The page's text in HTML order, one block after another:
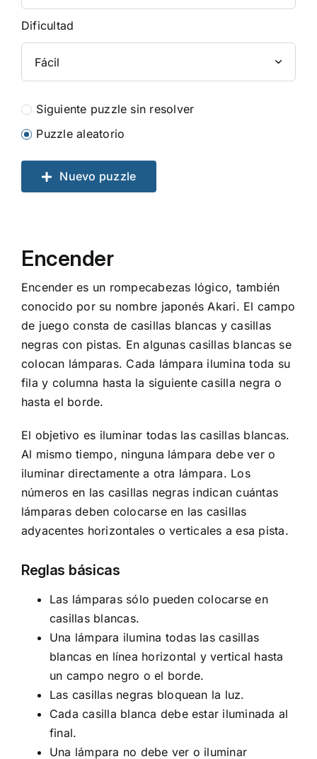
Dificultad
Siguiente puzzle sin resolver
Puzzle aleatorio
Nuevo puzzle
Encender
Encender es un rompecabezas lógico, también
conocido por su nombre japonés Akari. El campo
de juego consta de casillas blancas y casillas
negras con pistas. En algunas casillas blancas se
colocan lámparas. Cada lámpara ilumina toda su
fila y columna hasta la siguiente casilla negra o
hasta el borde.
El objetivo es iluminar todas las casillas blancas.
Al mismo tiempo, ninguna lámpara debe ver o
iluminar directamente a otra lámpara. Los
números en las casillas negras indican cuántas
lámparas deben colocarse en las casillas
adyacentes horizontales o verticales a esa pista.
Reglas básicas
Las lámparas sólo pueden colocarse en
casillas blancas.
Una lámpara ilumina todas las casillas
blancas en línea horizontal y vertical hasta
un campo negro o el borde.
Las casillas negras bloquean la luz.
Cada casilla blanca debe estar iluminada al
final.
Una lámpara no debe ver o iluminar